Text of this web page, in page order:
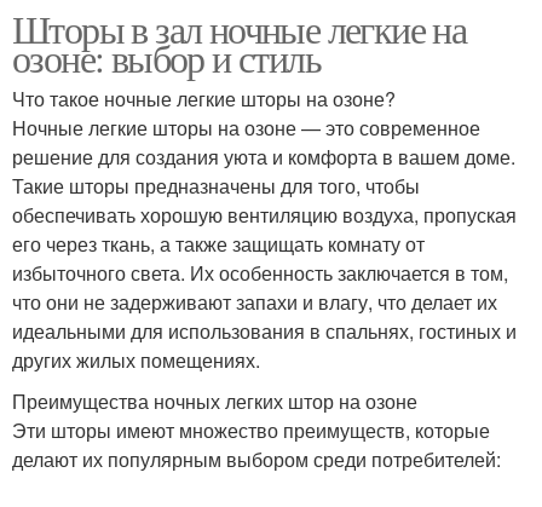
Шторы в зал ночные легкие на
озоне: выбор и стиль
Что такое ночные легкие шторы на озоне?
Ночные легкие шторы на озоне — это современное
решение для создания уюта и комфорта в вашем доме.
Такие шторы предназначены для того, чтобы
обеспечивать хорошую вентиляцию воздуха, пропуская
его через ткань, а также защищать комнату от
избыточного света. Их особенность заключается в том,
что они не задерживают запахи и влагу, что делает их
идеальными для использования в спальнях, гостиных и
других жилых помещениях.
Преимущества ночных легких штор на озоне
Эти шторы имеют множество преимуществ, которые
делают их популярным выбором среди потребителей: